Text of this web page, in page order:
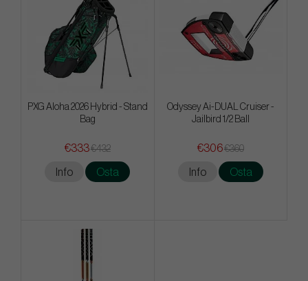
PXG Aloha 2026 Hybrid - Stand
Bag
€333€432
Info Osta
Odyssey Ai-DUAL Cruiser -
Jailbird 1/2 Ball
€306€360
Info Osta